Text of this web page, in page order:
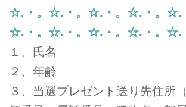
☆.・。☆.・。☆.・。☆.・。☆.
☆.・。☆.・。☆.・。☆.・。☆.
１、氏名
２、年齢
３、当選プレゼント送り先住所